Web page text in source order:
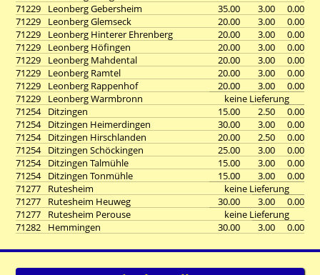
71229
Leonberg Gebersheim 35.00 3.00
0.00
71229
Leonberg Glemseck 20.00 3.00
0.00
71229
Leonberg Hinterer Ehrenberg 20.00 3.00
0.00
71229
Leonberg Höfingen 20.00 3.00
0.00
71229
Leonberg Mahdental 20.00 3.00
0.00
71229
Leonberg Ramtel 20.00 3.00
0.00
71229
Leonberg Rappenhof 20.00 3.00
0.00
71229
Leonberg Warmbronn
keine Lieferung
71254
Ditzingen 15.00 2.50
0.00
71254
Ditzingen Heimerdingen 30.00 3.00
0.00
71254
Ditzingen Hirschlanden 20.00 2.50
0.00
71254
Ditzingen Schöckingen 25.00 3.00
0.00
71254
Ditzingen Talmühle 15.00 3.00
0.00
71254
Ditzingen Tonmühle 15.00 3.00
0.00
71277
Rutesheim
keine Lieferung
71277
Rutesheim Heuweg 30.00 3.00
0.00
71277
Rutesheim Perouse
keine Lieferung
71282
Hemmingen 30.00 3.00 0.00